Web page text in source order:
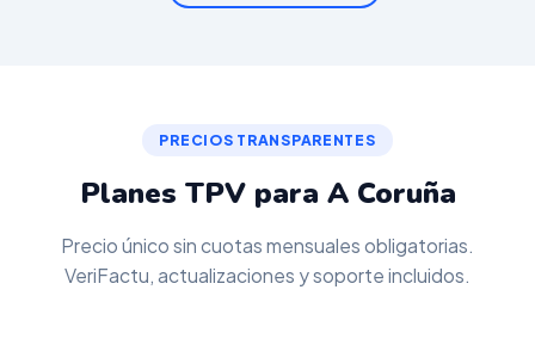
PRECIOS TRANSPARENTES
Planes TPV para A Coruña
Precio único sin cuotas mensuales obligatorias.
VeriFactu, actualizaciones y soporte incluidos.